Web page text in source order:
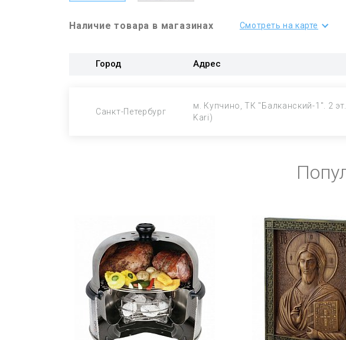
Наличие товара в магазинах Смотреть на карте
Город Адрес
Санкт-Петербург
м. Купчино, ТК "Балканский-1". 2
Kari)